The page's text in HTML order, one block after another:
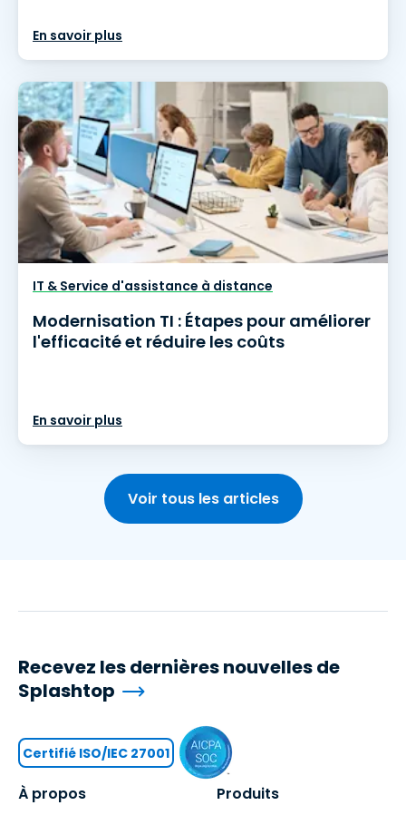
En savoir plus
IT & Service d'assistance à distance
Modernisation TI : Étapes pour améliorer
l'efficacité et réduire les coûts
En savoir plus
Voir tous les articles
À propos Produits
Recevez les dernières nouvelles de
Splashtop
Certifié ISO/IEC 27001